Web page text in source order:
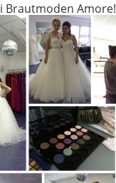
Brautmoden Amore!